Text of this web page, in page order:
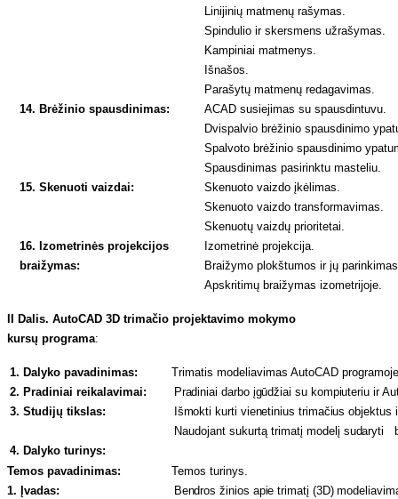
Linijinių matmenų rašymas.
Spindulio ir skersmens užrašymas.
Kampiniai matmenys.
Išnašos.
Parašytų matmenų redagavimas.
14. Brėžinio spausdinimas:
ACAD susiejimas su spausdintuvu.
Dvispalvio brėžinio spausdinimo
Spalvoto brėžinio spausdinimo
Spausdinimas pasirinktu masteliu.
15. Skenuoti vaizdai:
Skenuoto vaizdo įkėlimas.
Skenuoto vaizdo transformavimas.
Skenuotų vaizdų prioritetai.
16. Izometrinės projekcijos
braižymas:
Izometrinė projekcija.
Braižymo plokštumos ir jų
Apskritimų braižymas izometrijoje.
II Dalis. AutoCAD 3D trimačio projektavimo mokymo
kursų programa:
1. Dalyko pavadinimas:
Trimatis modeliavimas AutoCAD programoje
2. Pradiniai reikalavimai:
Pradiniai darbo įgūdžiai su kompiuteriu ir
3. Studijų tikslas:
Išmokti kurti vienetinius trimačius objektus
Naudojant sukurtą trimatį modelį sudaryti
4. Dalyko turinys:
Temos pavadinimas:
Temos turinys.
1. Įvadas:
Bendros žinios apie trimatį (3D)